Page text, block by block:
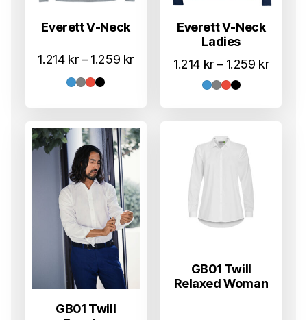
Everett V-Neck
1.214 kr – 1.259 krPrisområde:
Everett V-Neck
Ladies
1.214 kr – 1.259 kr
GB01 Twill
GB01 Twill
Relaxed Woman